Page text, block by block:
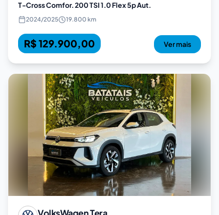
T-Cross Comfor. 200 TSI 1.0 Flex 5p Aut.
2024/2025 19.800 km
R$ 129.900,00 Ver mais
VolksWagenTera